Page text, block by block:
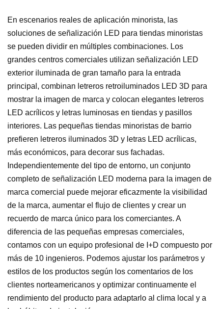
En escenarios reales de aplicación minorista, las
soluciones de señalización LED para tiendas minoristas
se pueden dividir en múltiples combinaciones. Los
grandes centros comerciales utilizan señalización LED
exterior iluminada de gran tamaño para la entrada
principal, combinan letreros retroiluminados LED 3D para
mostrar la imagen de marca y colocan elegantes letreros
LED acrílicos y letras luminosas en tiendas y pasillos
interiores. Las pequeñas tiendas minoristas de barrio
prefieren letreros iluminados 3D y letras LED acrílicas,
más económicos, para decorar sus fachadas.
Independientemente del tipo de entorno, un conjunto
completo de señalización LED moderna para la imagen de
marca comercial puede mejorar eficazmente la visibilidad
de la marca, aumentar el flujo de clientes y crear un
recuerdo de marca único para los comerciantes. A
diferencia de las pequeñas empresas comerciales,
contamos con un equipo profesional de I+D compuesto por
más de 10 ingenieros. Podemos ajustar los parámetros y
estilos de los productos según los comentarios de los
clientes norteamericanos y optimizar continuamente el
rendimiento del producto para adaptarlo al clima local y a